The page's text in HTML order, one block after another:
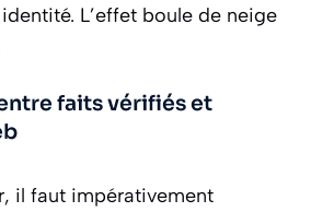
L’effet boule de neige
faits vérifiés et
il faut impérativement